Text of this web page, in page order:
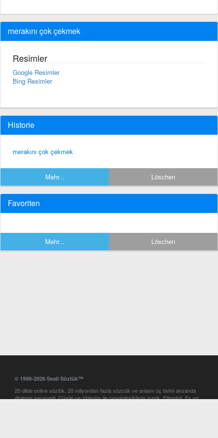
merakını çok çekmek
Resimler
Google Resimler
Bing Resimler
Historie
merakını çok çekmek
Mehr... Löschen
Favoriten
Mehr... Löschen
© 1999-2026 Sesli Sözlük™
20 dilde online sözlük. 20 milyondan fazla sözcük ve anlamı üç farklı aksanda
dinleme seçeneği. Cümle ve Videolar ile zenginleştirilmiş içerik. Etimoloji, Eş ve